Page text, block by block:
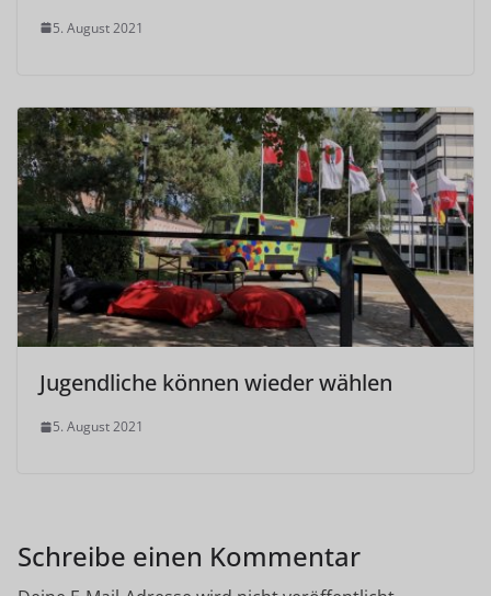
5. August 2021
Jugendliche können wieder wählen
5. August 2021
Schreibe einen Kommentar